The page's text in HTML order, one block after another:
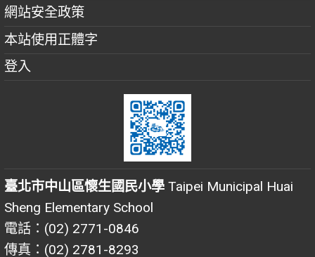
網站安全政策
本站使用正體字
登入
臺北市中山區懷生國民小學 Taipei Municipal Huai
Sheng Elementary School
電話：(02) 2771-0846
傳真：(02) 2781-8293